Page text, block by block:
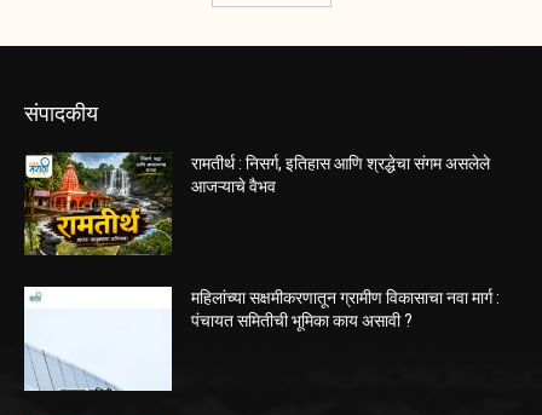
संपादकीय
रामतीर्थ : निसर्ग, इतिहास आणि श्रद्धेचा संगम असलेले
आजऱ्याचे वैभव
महिलांच्या सक्षमीकरणातून ग्रामीण विकासाचा नवा मार्ग :
पंचायत समितीची भूमिका काय असावी ?